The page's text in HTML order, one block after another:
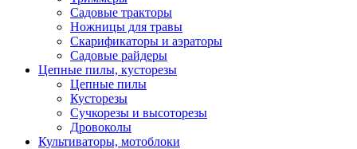
Садовые тракторы
Ножницы для травы
Скарификаторы и аэраторы
Садовые райдеры
Цепные пилы, кусторезы
Цепные пилы
Кусторезы
Сучкорезы и высоторезы
Дровоколы
Культиваторы, мотоблоки